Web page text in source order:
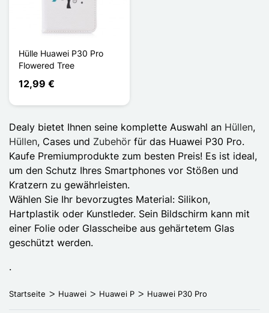
Hülle Huawei P30 Pro
Flowered Tree
12,99 €
Dealy bietet Ihnen seine komplette Auswahl an Hüllen,
Hüllen, Cases und Zubehör für das Huawei P30 Pro.
Kaufe Premiumprodukte zum besten Preis! Es ist ideal,
um den Schutz Ihres Smartphones vor Stößen und
Kratzern zu gewährleisten.
Wählen Sie Ihr bevorzugtes Material: Silikon,
Hartplastik oder Kunstleder. Sein Bildschirm kann mit
einer Folie oder Glasscheibe aus gehärtetem Glas
geschützt werden.
.
Startseite Huawei Huawei P Huawei P30 Pro